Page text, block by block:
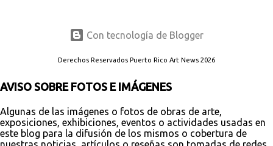
Con tecnología de Blogger
Derechos Reservados Puerto Rico Art News 2026
AVISO SOBRE FOTOS E IMÁGENES
Algunas de las imágenes o fotos de obras de arte,
exposiciones, exhibiciones, eventos o actividades usadas en
este blog para la difusión de los mismos o cobertura de